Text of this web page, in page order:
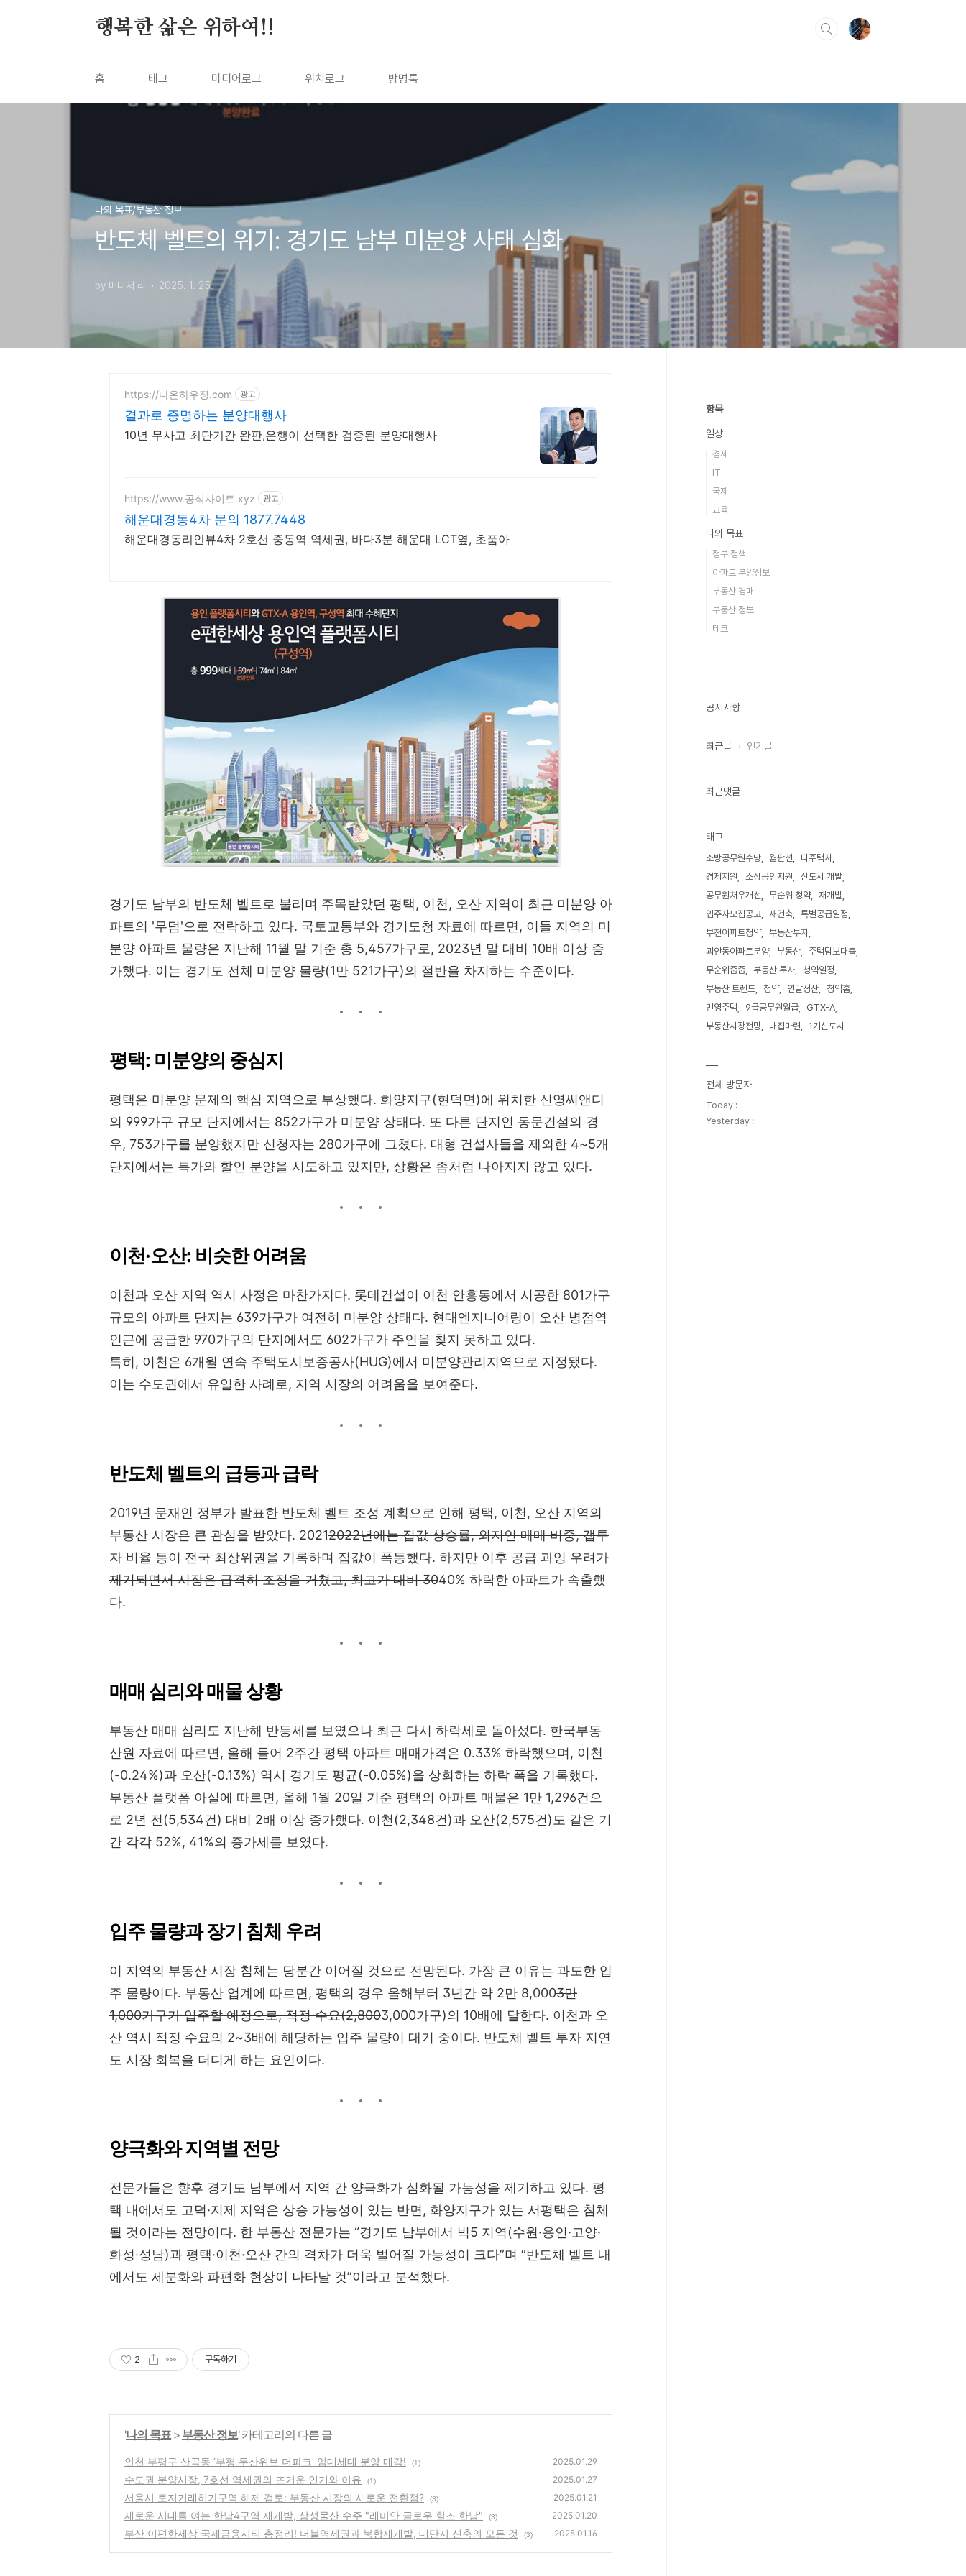
행복한 삶은 위하여!!
홈 태그 미디어로그 위치로그 방명록
나의 목표/부동산 정보
반도체 벨트의 위기: 경기도 남부 미분양 사태 심화
by 매니저 리 2025. 1. 25.
https://다온하우징.com 광고
결과로 증명하는 분양대행사
10년 무사고 최단기간 완판,은행이 선택한 검증된 분양대행사
https://www.공식사이트.xyz 광고
해운대경동4차 문의 1877.7448
해운대경동리인뷰4차 2호선 중동역 역세권, 바다3분 해운대 LCT옆, 초품아
경기도 남부의 반도체 벨트로 불리며 주목받았던 평택, 이천, 오산 지역이 최근 미분양 아
파트의 '무덤'으로 전락하고 있다. 국토교통부와 경기도청 자료에 따르면, 이들 지역의 미
분양 아파트 물량은 지난해 11월 말 기준 총 5,457가구로, 2023년 말 대비 10배 이상 증
가했다. 이는 경기도 전체 미분양 물량(1만 521가구)의 절반을 차지하는 수준이다.
평택: 미분양의 중심지
평택은 미분양 문제의 핵심 지역으로 부상했다. 화양지구(현덕면)에 위치한 신영씨앤디
의 999가구 규모 단지에서는 852가구가 미분양 상태다. 또 다른 단지인 동문건설의 경
우, 753가구를 분양했지만 신청자는 280가구에 그쳤다. 대형 건설사들을 제외한 4~5개
단지에서는 특가와 할인 분양을 시도하고 있지만, 상황은 좀처럼 나아지지 않고 있다.
이천·오산: 비슷한 어려움
이천과 오산 지역 역시 사정은 마찬가지다. 롯데건설이 이천 안흥동에서 시공한 801가구
규모의 아파트 단지는 639가구가 여전히 미분양 상태다. 현대엔지니어링이 오산 병점역
인근에 공급한 970가구의 단지에서도 602가구가 주인을 찾지 못하고 있다.
특히, 이천은 6개월 연속 주택도시보증공사(HUG)에서 미분양관리지역으로 지정됐다.
이는 수도권에서 유일한 사례로, 지역 시장의 어려움을 보여준다.
반도체 벨트의 급등과 급락
2019년 문재인 정부가 발표한 반도체 벨트 조성 계획으로 인해 평택, 이천, 오산 지역의
부동산 시장은 큰 관심을 받았다. 20212022년에는 집값 상승률, 외지인 매매 비중, 갭투
자 비율 등이 전국 최상위권을 기록하며 집값이 폭등했다. 하지만 이후 공급 과잉 우려가
제기되면서 시장은 급격히 조정을 거쳤고, 최고가 대비 3040% 하락한 아파트가 속출했
다.
매매 심리와 매물 상황
부동산 매매 심리도 지난해 반등세를 보였으나 최근 다시 하락세로 돌아섰다. 한국부동
산원 자료에 따르면, 올해 들어 2주간 평택 아파트 매매가격은 0.33% 하락했으며, 이천
(-0.24%)과 오산(-0.13%) 역시 경기도 평균(-0.05%)을 상회하는 하락 폭을 기록했다.
부동산 플랫폼 아실에 따르면, 올해 1월 20일 기준 평택의 아파트 매물은 1만 1,296건으
로 2년 전(5,534건) 대비 2배 이상 증가했다. 이천(2,348건)과 오산(2,575건)도 같은 기
간 각각 52%, 41%의 증가세를 보였다.
입주 물량과 장기 침체 우려
이 지역의 부동산 시장 침체는 당분간 이어질 것으로 전망된다. 가장 큰 이유는 과도한 입
주 물량이다. 부동산 업계에 따르면, 평택의 경우 올해부터 3년간 약 2만 8,0003만
1,000가구가 입주할 예정으로, 적정 수요(2,8003,000가구)의 10배에 달한다. 이천과 오
산 역시 적정 수요의 2~3배에 해당하는 입주 물량이 대기 중이다. 반도체 벨트 투자 지연
도 시장 회복을 더디게 하는 요인이다.
양극화와 지역별 전망
전문가들은 향후 경기도 남부에서 지역 간 양극화가 심화될 가능성을 제기하고 있다. 평
택 내에서도 고덕·지제 지역은 상승 가능성이 있는 반면, 화양지구가 있는 서평택은 침체
될 것이라는 전망이다. 한 부동산 전문가는 “경기도 남부에서 빅5 지역(수원·용인·고양·
화성·성남)과 평택·이천·오산 간의 격차가 더욱 벌어질 가능성이 크다”며 “반도체 벨트 내
에서도 세분화와 파편화 현상이 나타날 것”이라고 분석했다.
2 구독하기
'나의 목표> 부동산 정보' 카테고리의 다른 글
인천 부평구 산곡동 ‘부평 두산위브 더파크’ 임대세대 분양 매각! (1) 2025.01.29
수도권 분양시장, 7호선 역세권의 뜨거운 인기와 이유 (1) 2025.01.27
서울시 토지거래허가구역 해제 검토: 부동산 시장의 새로운 전환점? (3) 2025.01.21
새로운 시대를 여는 한남4구역 재개발, 삼성물산 수주 "래미안 글로우 힐즈 한남" (3) 2025.01.20
부산 이편한세상 국제금융시티 총정리! 더블역세권과 북항재개발, 대단지 신축의 모든 것 (3) 2025.01.16
항목
일상
경제
IT
국제
교육
나의 목표
정부 정책
아파트 분양정보
부동산 경매
부동산 정보
테크
공지사항
최근글 인기글
최근댓글
태그
소방공무원수당 월판선
다주택자
경제지원
소상공인지원
신도시 개발
공무원처우개선
무순위 청약
재개발
입주자모집공고
재건축
특별공급일정
부천아파트청약
부동산투자
괴안동아파트분양
부동산
주택담보대출
무순위줍줍
부동산 투자
청약일정
부동산 트렌드
청약 연말정산
청약홈
민영주택
9급공무원월급
GTX-A
부동산시장전망
내집마련 1기신도시
전체 방문자
Today :
Yesterday :